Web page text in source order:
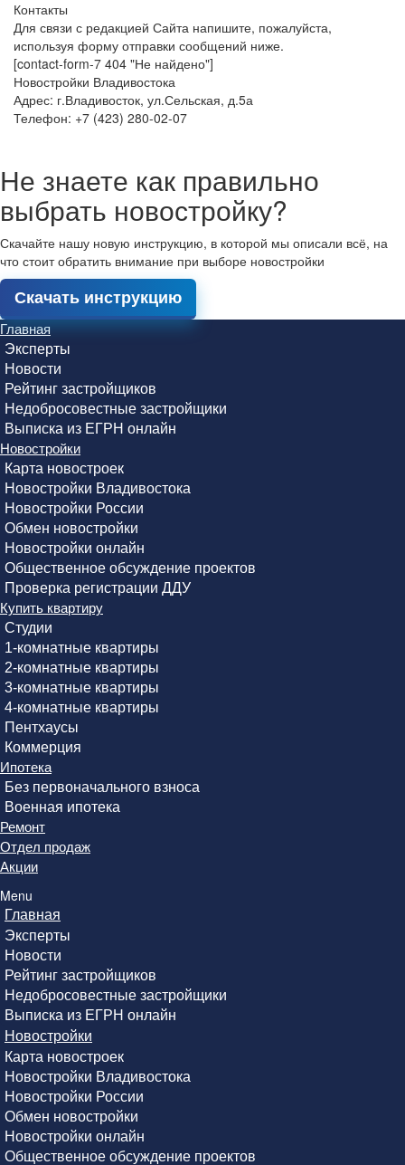
Контакты
Для связи с редакцией Сайта напишите, пожалуйста,
используя форму отправки сообщений ниже.
[contact-form-7 404 "Не найдено"]
Новостройки Владивостока
Адрес: г.Владивосток, ул.Сельская, д.5а
Телефон: +7 (423) 280-02-07
Не знаете как правильно
выбрать новостройку?
Скачайте нашу новую инструкцию, в которой мы описали всё, на
что стоит обратить внимание при выборе новостройки
Скачать инструкцию
Главная
Эксперты
Новости
Рейтинг застройщиков
Недобросовестные застройщики
Выписка из ЕГРН онлайн
Новостройки
Карта новостроек
Новостройки Владивостока
Новостройки России
Обмен новостройки
Новостройки онлайн
Общественное обсуждение проектов
Проверка регистрации ДДУ
Купить квартиру
Студии
1-комнатные квартиры
2-комнатные квартиры
3-комнатные квартиры
4-комнатные квартиры
Пентхаусы
Коммерция
Ипотека
Без первоначального взноса
Военная ипотека
Ремонт
Отдел продаж
Акции
Menu
Главная
Эксперты
Новости
Рейтинг застройщиков
Недобросовестные застройщики
Выписка из ЕГРН онлайн
Новостройки
Карта новостроек
Новостройки Владивостока
Новостройки России
Обмен новостройки
Новостройки онлайн
Общественное обсуждение проектов